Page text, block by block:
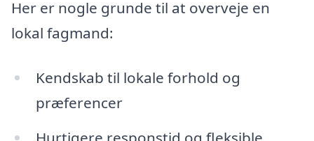
Her er nogle grunde til at overveje en
lokal fagmand:
Kendskab til lokale forhold og
præferencer